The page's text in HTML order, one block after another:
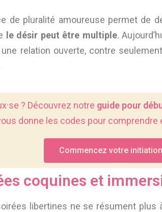
de pluralité amoureuse permet de
le désir peut être multiple.
relation ouverte, contre
? Découvrez notre guide pour
donne les codes pour comprendre
Commencez votre initiation
coquines et
libertines ne se résument plus